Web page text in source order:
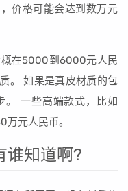
价格可能会达到数万元
概在5000到6000元人民
。 如果是真皮材质的包
。 一些高端款式，比如
元人民币。
谁知道啊?